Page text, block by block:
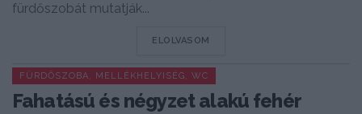
fürdőszobát mutatják...
ELOLVASOM
FÜRDŐSZOBA, MELLÉKHELYISÉG, WC
Fahatású és négyzet alakú fehér